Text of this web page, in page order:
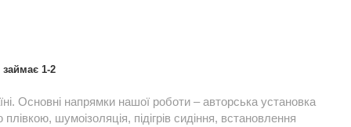
1-2
Основні напрямки нашої роботи – авторська установка
шумоізоляція, підігрів сидіння, встановлення